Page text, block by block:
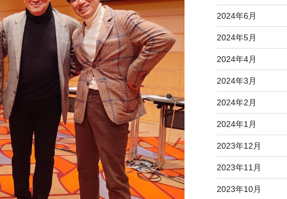
2024年6月
2024年5月
2024年4月
2024年3月
2024年2月
2024年1月
2023年12月
2023年11月
2023年10月